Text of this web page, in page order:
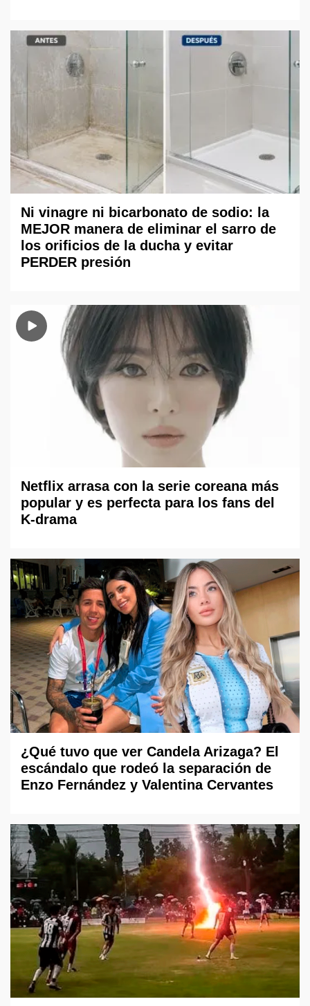
Ni vinagre ni bicarbonato de sodio: la
MEJOR manera de eliminar el sarro de
los orificios de la ducha y evitar
PERDER presión
Netflix arrasa con la serie coreana más
popular y es perfecta para los fans del
K-drama
¿Qué tuvo que ver Candela Arizaga? El
escándalo que rodeó la separación de
Enzo Fernández y Valentina Cervantes